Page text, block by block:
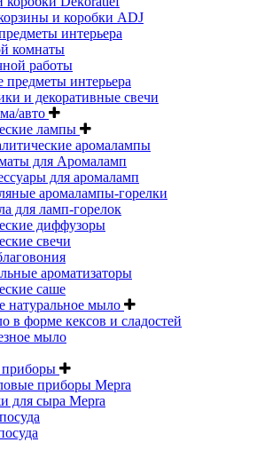
и коробки ADJ
интерьера
комнаты
работы
предметы интерьера
и декоративные свечи
авто
лампы
аромалампы
для Аромаламп
для аромаламп
аромалампы-горелки
для ламп-горелок
диффузоры
свечи
ароматизаторы
саше
натуральное мыло
в форме кексов и сладостей
мыло
приборы Mepra
для сыра Mepra